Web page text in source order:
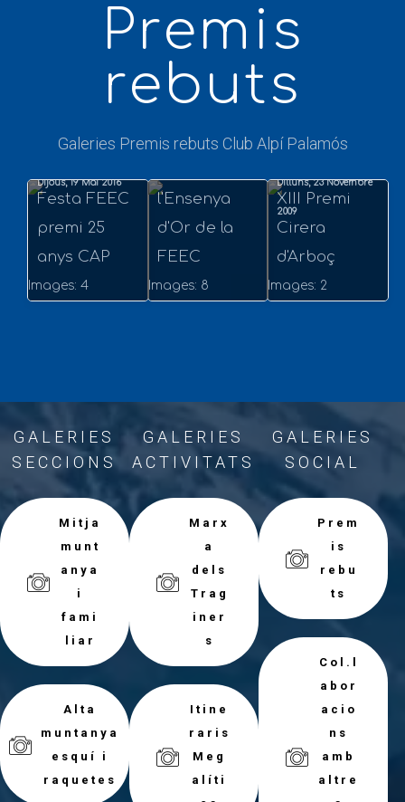
Premis
rebuts
Galeries Premis rebuts Club Alpí Palamós
Dijous, 19 Mai 2016
Festa FEEC
premi 25
anys CAP
Images: 4
Dimecres, 21 Gener
Xavier
l'Ensenya
d'Or de la
FEEC
Images: 8
Dilluns, 23 Novembre
2009
XIII Premi
Cirera
d'Arboç
Images: 2
GALERIES
SECCIONS
Mitja
munt
anya
i
fami
liar
Alta
muntanya
esquí i
raquetes
GALERIES
ACTIVITATS
Marx
a
dels
Trag
iner
s
Itine
raris
Meg
alíti
GALERIES
SOCIAL
Prem
is
rebu
ts
Col.l
abor
acio
ns
amb
altre